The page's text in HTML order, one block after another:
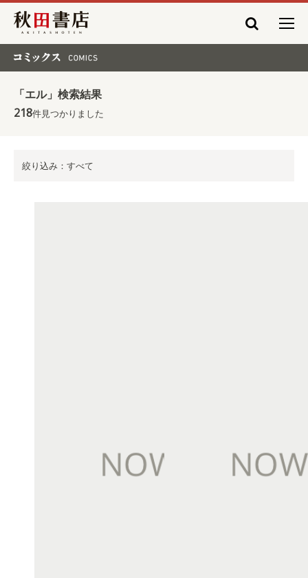
秋田書店
「エル」検索結果
218件見つかりました
絞り込み：すべて